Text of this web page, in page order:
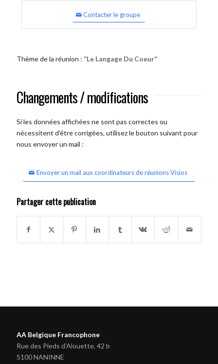
Contacter le groupe
Thème de la réunion : “Le Langage Du Coeur”
Changements / modifications
Si les données affichées ne sont pas correctes ou
nécessitent d'être corrigées, utilisez le bouton suivant pour
nous envoyer un mail :
Envoyer un mail aux coordinateurs de réunions Visios
Partager cette publication
AA Belgique Francophone
Rue des Pieds d'Alouette, 42 b
5100 NANINNE